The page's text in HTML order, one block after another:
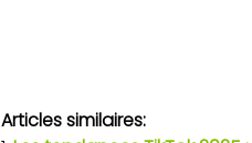
Articles similaires: